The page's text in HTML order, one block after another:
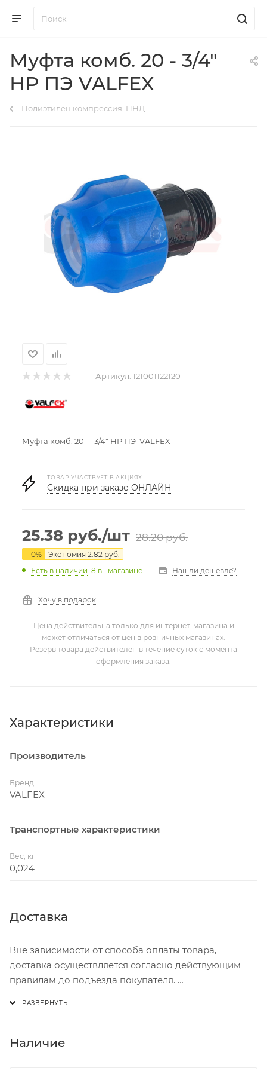
Муфта комб. 20 - 3/4"
НР ПЭ VALFEX
Полиэтилен компрессия, ПНД
Артикул: 121001122120
Муфта комб. 20 - 3/4" НР ПЭ VALFEX
ТОВАР УЧАСТВУЕТ В АКЦИЯХ
Скидка при заказе ОНЛАЙН
25.38 руб./шт 28.20руб.
-10% Экономия 2.82 руб.
Есть в наличии: 8 в 1 магазине Нашли дешевле?
Хочу в подарок
Цена действительна только для интернет-магазина и
может отличаться от цен в розничных магазинах.
Резерв товара действителен в течение суток с момента
оформления заказа.
Характеристики
Производитель
Бренд
VALFEX
Транспортные характеристики
Вес, кг
0,024
Доставка
Вне зависимости от способа оплаты товара,
доставка осуществляется согласно действующим
правилам до подъезда покупателя.
В субботу с 8:00 до 15:00
Наличие